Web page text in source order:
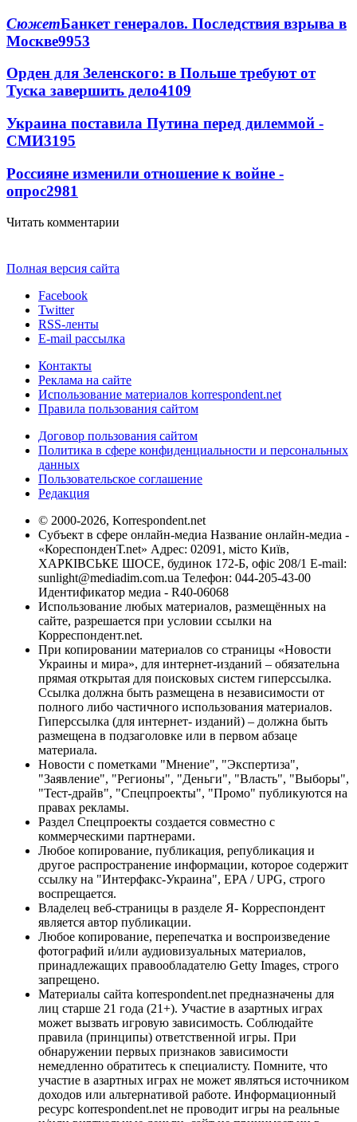
СюжетБанкет генералов. Последствия взрыва в
Москве9953
Орден для Зеленского: в Польше требуют от
Туска завершить дело4109
Украина поставила Путина перед дилеммой -
СМИ3195
Россияне изменили отношение к войне -
опрос2981
Читать комментарии
Полная версия сайта
Facebook
Twitter
RSS-ленты
E-mail рассылка
Контакты
Реклама на сайте
Использование материалов korrespondent.net
Правила пользования сайтом
Договор пользования сайтом
Политика в сфере конфиденциальности и персональных
данных
Пользовательское соглашение
Редакция
© 2000-2026, Korrespondent.net
Субъект в сфере онлайн-медиа Название онлайн-медиа -
«КореспонденТ.net» Адрес: 02091, місто Київ,
ХАРКІВСЬКЕ ШОСЕ, будинок 172-Б, офіс 208/1 E-mail:
sunlight@mediadim.com.ua Телефон: 044-205-43-00
Идентификатор медиа - R40-06068
Использование любых материалов, размещённых на
сайте, разрешается при условии ссылки на
Корреспондент.net.
При копировании материалов со страницы «Новости
Украины и мира», для интернет-изданий – обязательна
прямая открытая для поисковых систем гиперссылка.
Ссылка должна быть размещена в независимости от
полного либо частичного использования материалов.
Гиперссылка (для интернет- изданий) – должна быть
размещена в подзаголовке или в первом абзаце
материала.
Новости с пометками "Мнение", "Экспертиза",
"Заявление", "Регионы", "Деньги", "Власть", "Выборы",
"Тест-драйв", "Спецпроекты", "Промо" публикуются на
правах рекламы.
Раздел Спецпроекты создается совместно с
коммерческими партнерами.
Любое копирование, публикация, републикация и
другое распространение информации, которое содержит
ссылку на "Интерфакс-Украина", EPA / UPG, строго
воспрещается.
Владелец веб-страницы в разделе Я- Корреспондент
является автор публикации.
Любое копирование, перепечатка и воспроизведение
фотографий и/или аудиовизуальных материалов,
принадлежащих правообладателю Getty Images, строго
запрещено.
Материалы сайта korrespondent.net предназначены для
лиц старше 21 года (21+). Участие в азартных играх
может вызвать игровую зависимость. Соблюдайте
правила (принципы) ответственной игры. При
обнаружении первых признаков зависимости
немедленно обратитесь к специалисту. Помните, что
участие в азартных играх не может являться источником
доходов или альтернативой работе. Информационный
ресурс korrespondent.net не проводит игры на реальные